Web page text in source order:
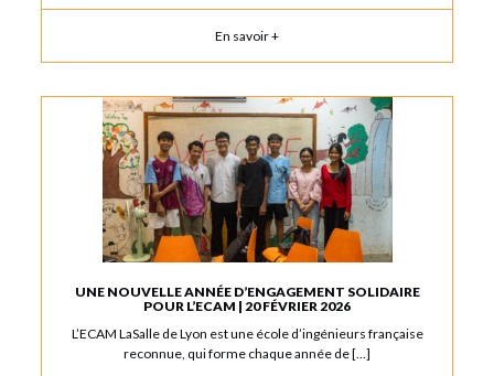
En savoir +
UNE NOUVELLE ANNÉE D’ENGAGEMENT SOLIDAIRE
POUR L’ECAM | 20 FÉVRIER 2026
L’ECAM LaSalle de Lyon est une école d’ingénieurs française
reconnue, qui forme chaque année de […]